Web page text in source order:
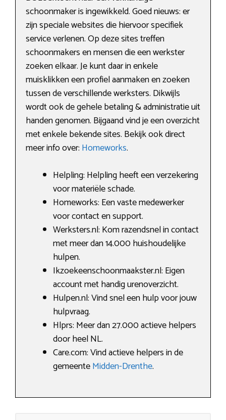
schoonmaker is ingewikkeld. Goed nieuws: er
zijn speciale websites die hiervoor specifiek
service verlenen. Op deze sites treffen
schoonmakers en mensen die een werkster
zoeken elkaar. Je kunt daar in enkele
muisklikken een profiel aanmaken en zoeken
tussen de verschillende werksters. Dikwijls
wordt ook de gehele betaling & administratie uit
handen genomen. Bijgaand vind je een overzicht
met enkele bekende sites. Bekijk ook direct
meer info over: Homeworks.
Helpling: Helpling heeft een verzekering
voor materiële schade.
Homeworks: Een vaste medewerker
voor contact en support.
Werksters.nl: Kom razendsnel in contact
met meer dan 14.000 huishoudelijke
hulpen.
Ikzoekeenschoonmaakster.nl: Eigen
account met handig urenoverzicht.
Hulpen.nl: Vind snel een hulp voor jouw
hulpvraag.
Hlprs: Meer dan 27.000 actieve helpers
door heel NL.
Care.com: Vind actieve helpers in de
gemeenteMidden-Drenthe.